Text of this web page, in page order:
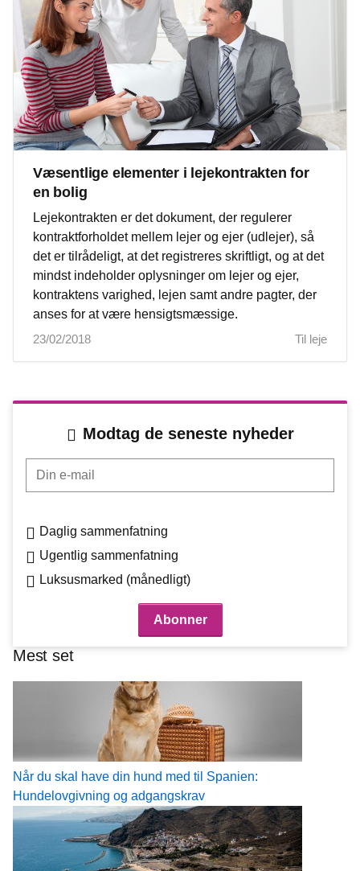
Væsentlige elementer i lejekontrakten for
en bolig
Lejekontrakten er det dokument, der regulerer
kontraktforholdet mellem lejer og ejer (udlejer), så
det er tilrådeligt, at det registreres skriftligt, og at det
mindst indeholder oplysninger om lejer og ejer,
kontraktens varighed, lejen samt andre pagter, der
anses for at være hensigtsmæssige.
23/02/2018
Til leje
Modtag de seneste nyheder
Din e-mail
Daglig sammenfatning
Ugentlig sammenfatning
Luksusmarked (månedligt)
Mest set
Når du skal have din hund med til Spanien:
Hundelovgivning og adgangskrav